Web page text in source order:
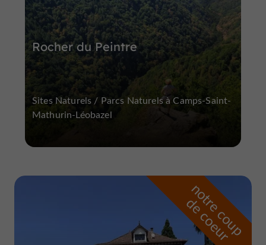
Rocher du Peintre
Sites Naturels / Parcs Naturels à Camps-Saint-
Mathurin-Léobazel
n
o
t
r
e
c
o
u
p
d
e
c
o
e
u
r